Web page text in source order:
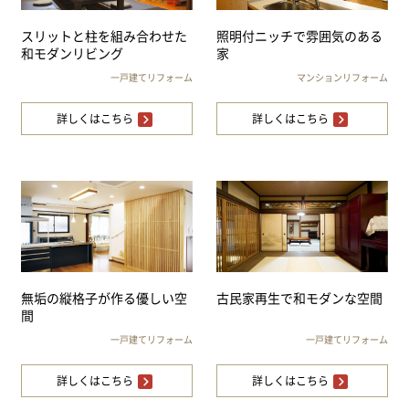
スリットと柱を組み合わせた
和モダンリビング
一戸建てリフォーム
詳しくはこちら
照明付ニッチで雰囲気のある
家
マンションリフォーム
詳しくはこちら
無垢の縦格子が作る優しい空
間
一戸建てリフォーム
詳しくはこちら
古民家再生で和モダンな空間
一戸建てリフォーム
詳しくはこちら